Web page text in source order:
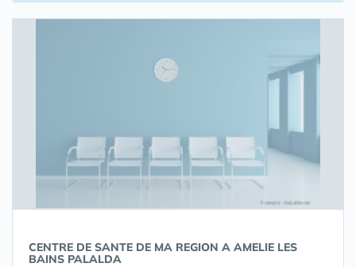
CENTRE DE SANTE DE MA REGION A AMELIE LES
BAINS PALALDA